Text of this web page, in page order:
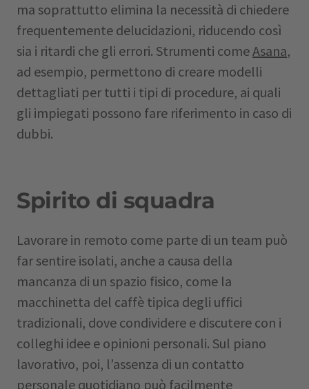
ma soprattutto elimina la necessità di chiedere
frequentemente delucidazioni, riducendo così
sia i ritardi che gli errori. Strumenti comeAsana,
ad esempio, permettono di creare modelli
dettagliati per tutti i tipi di procedure, ai quali
gli impiegati possono fare riferimento in caso di
dubbi.
Spirito di squadra
Lavorare in remoto come parte di un team può
far sentire isolati, anche a causa della
mancanza di un spazio fisico, come la
macchinetta del caffè tipica degli uffici
tradizionali, dove condividere e discutere con i
colleghi idee e opinioni personali. Sul piano
lavorativo, poi, l’assenza di un contatto
personale quotidiano può facilmente